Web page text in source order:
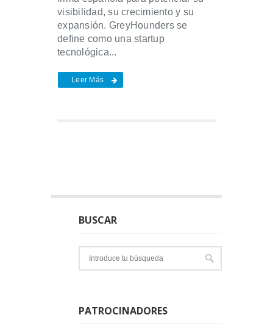
visibilidad, su crecimiento y su
expansión. GreyHounders se
define como una startup
tecnológica...
Leer Más
BUSCAR
PATROCINADORES